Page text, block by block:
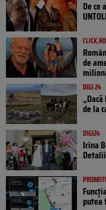
De
CLICK.RO
de
DIGI 24
de la
DIGI24
Irina
putea